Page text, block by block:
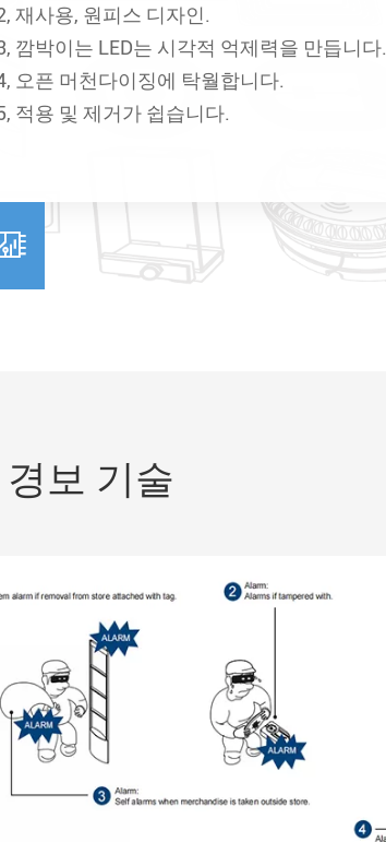
재사용, 원피스 디자인.
깜박이는 LED는 시각적 억제력을 만듭니다.
오픈 머천다이징에 탁월합니다.
적용 및 제거가 쉽습니다.
보 기술